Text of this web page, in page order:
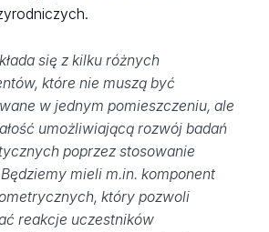
się z kilku różnych
które nie muszą być
w jednym pomieszczeniu, ale
umożliwiającą rozwój badań
poprzez stosowanie
mieli m.in. komponent
który pozwoli
reakcje uczestników